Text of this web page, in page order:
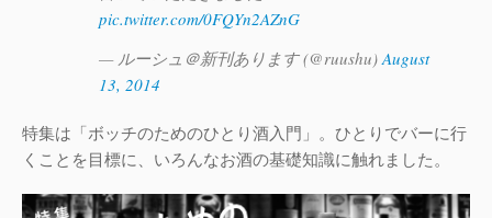
pic.twitter.com/0FQYn2AZnG
— ルーシュ＠新刊あります (@ruushu)August
13, 2014
特集は「ボッチのためのひとり酒入門」。ひとりでバーに行
くことを目標に、いろんなお酒の基礎知識に触れました。